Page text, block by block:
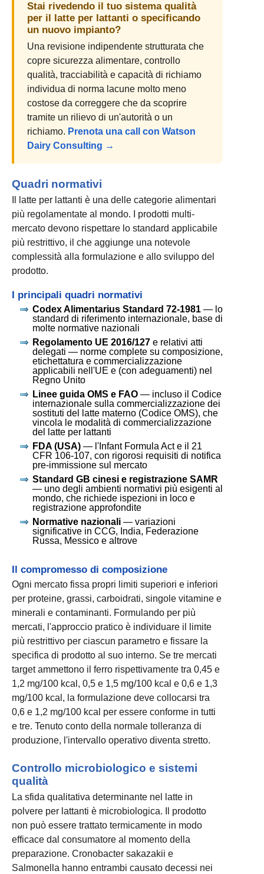
Stai rivedendo il tuo sistema qualità
per il latte per lattanti o specificando
un nuovo impianto?
Una revisione indipendente strutturata che
copre sicurezza alimentare, controllo
qualità, tracciabilità e capacità di richiamo
individua di norma lacune molto meno
costose da correggere che da scoprire
tramite un rilievo di un'autorità o un
richiamo. Prenota una call con Watson
Dairy Consulting →
Quadri normativi
Il latte per lattanti è una delle categorie alimentari
più regolamentate al mondo. I prodotti multi-
mercato devono rispettare lo standard applicabile
più restrittivo, il che aggiunge una notevole
complessità alla formulazione e allo sviluppo del
prodotto.
I principali quadri normativi
Codex Alimentarius Standard 72-1981 — lo
standard di riferimento internazionale, base di
molte normative nazionali
Regolamento UE 2016/127 e relativi atti
delegati — norme complete su composizione,
etichettatura e commercializzazione
applicabili nell'UE e (con adeguamenti) nel
Regno Unito
Linee guida OMS e FAO — incluso il Codice
internazionale sulla commercializzazione dei
sostituti del latte materno (Codice OMS), che
vincola le modalità di commercializzazione
del latte per lattanti
FDA (USA) — l'Infant Formula Act e il 21
CFR 106-107, con rigorosi requisiti di notifica
pre-immissione sul mercato
Standard GB cinesi e registrazione SAMR
— uno degli ambienti normativi più esigenti al
mondo, che richiede ispezioni in loco e
registrazione approfondite
Normative nazionali — variazioni
significative in CCG, India, Federazione
Russa, Messico e altrove
Il compromesso di composizione
Ogni mercato fissa propri limiti superiori e inferiori
per proteine, grassi, carboidrati, singole vitamine e
minerali e contaminanti. Formulando per più
mercati, l'approccio pratico è individuare il limite
più restrittivo per ciascun parametro e fissare la
specifica di prodotto al suo interno. Se tre mercati
target ammettono il ferro rispettivamente tra 0,45 e
1,2 mg/100 kcal, 0,5 e 1,5 mg/100 kcal e 0,6 e 1,3
mg/100 kcal, la formulazione deve collocarsi tra
0,6 e 1,2 mg/100 kcal per essere conforme in tutti
e tre. Tenuto conto della normale tolleranza di
produzione, l'intervallo operativo diventa stretto.
Controllo microbiologico e sistemi
qualità
La sfida qualitativa determinante nel latte in
polvere per lattanti è microbiologica. Il prodotto
non può essere trattato termicamente in modo
efficace dal consumatore al momento della
preparazione. Cronobacter sakazakii e
Salmonella hanno entrambi causato decessi nei